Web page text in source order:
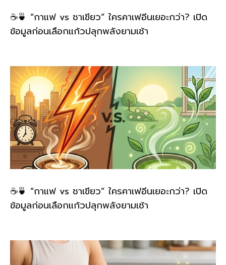
☕🍵 “กาแฟ vs ชาเขียว” ใครคาเฟอีนเยอะกว่า? เปิด
ข้อมูลก่อนเลือกแก้วปลุกพลังยามเช้า
☕🍵 “กาแฟ vs ชาเขียว” ใครคาเฟอีนเยอะกว่า? เปิด
ข้อมูลก่อนเลือกแก้วปลุกพลังยามเช้า